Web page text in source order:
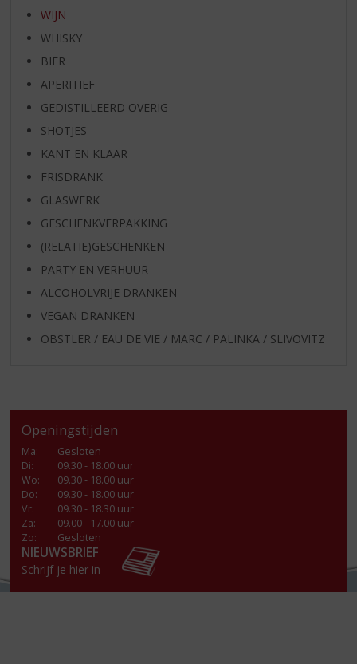
WIJN
WHISKY
BIER
APERITIEF
GEDISTILLEERD OVERIG
SHOTJES
KANT EN KLAAR
FRISDRANK
GLASWERK
GESCHENKVERPAKKING
(RELATIE)GESCHENKEN
PARTY EN VERHUUR
ALCOHOLVRIJE DRANKEN
VEGAN DRANKEN
OBSTLER / EAU DE VIE / MARC / PALINKA / SLIVOVITZ
Openingstijden
Ma:
Gesloten
Di:
09.30 - 18.00 uur
Wo:
09.30 - 18.00 uur
Do:
09.30 - 18.00 uur
Vr:
09.30 - 18.30 uur
Za:
09.00 - 17.00 uur
Zo:
Gesloten
NIEUWSBRIEF
Schrijf je hier in